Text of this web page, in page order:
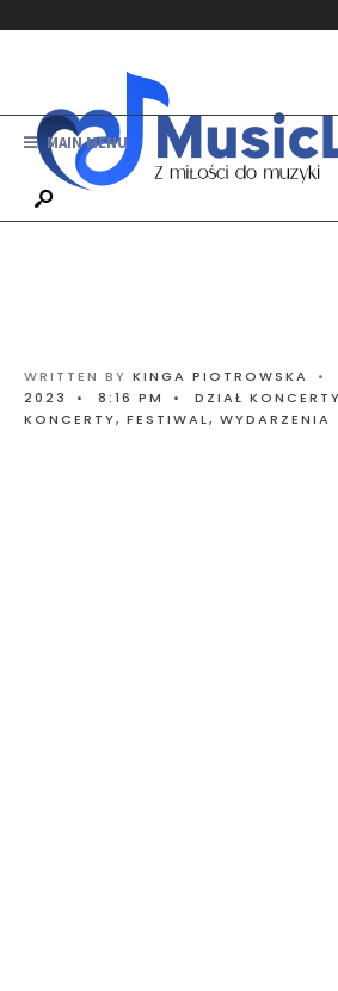
MAIN MENU
WRITTEN BY KINGA PIOTROWSKA •
2023
• 8:16 PM • DZIAŁ KONCERTY
KONCERTY, FESTIWAL, WYDARZENIA